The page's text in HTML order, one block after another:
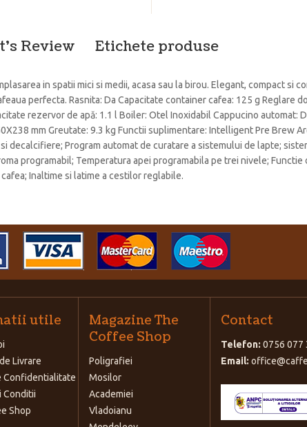
Review Etichete produse
in spatii mici si medii, acasa sau la birou. Elegant, compact si
perfecta. Rasnita: Da Capacitate container cafea: 125 g Reglare
rezervor de apă: 1.1 l Boiler: Otel Inoxidabil Cappucino automat:
mm Greutate: 9.3 kg Functii suplimentare: Intelligent Pre Brew
decalcifiere; Program automat de curatare a sistemului de lapte;
programabil; Temperatura apei programabila pe trei nivele;
Inaltime si latime a cestilor reglabile.
utile
Livrare
Confidentialitate
Conditii
Shop
Magazine The
Coffee Shop
Poligrafiei
Mosilor
Academiei
Vladoianu
Contact
Telefon: 0756 077
Email: